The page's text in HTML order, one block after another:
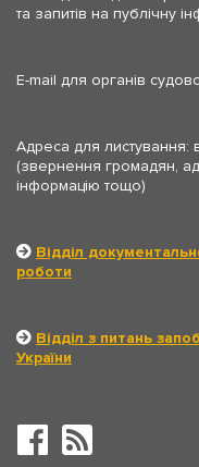
та запитів на публічну
E-mail для органів
Адреса для листування:
(звернення громадян,
інформацію тощо)
Відділ
роботи
Відділ з питань
України